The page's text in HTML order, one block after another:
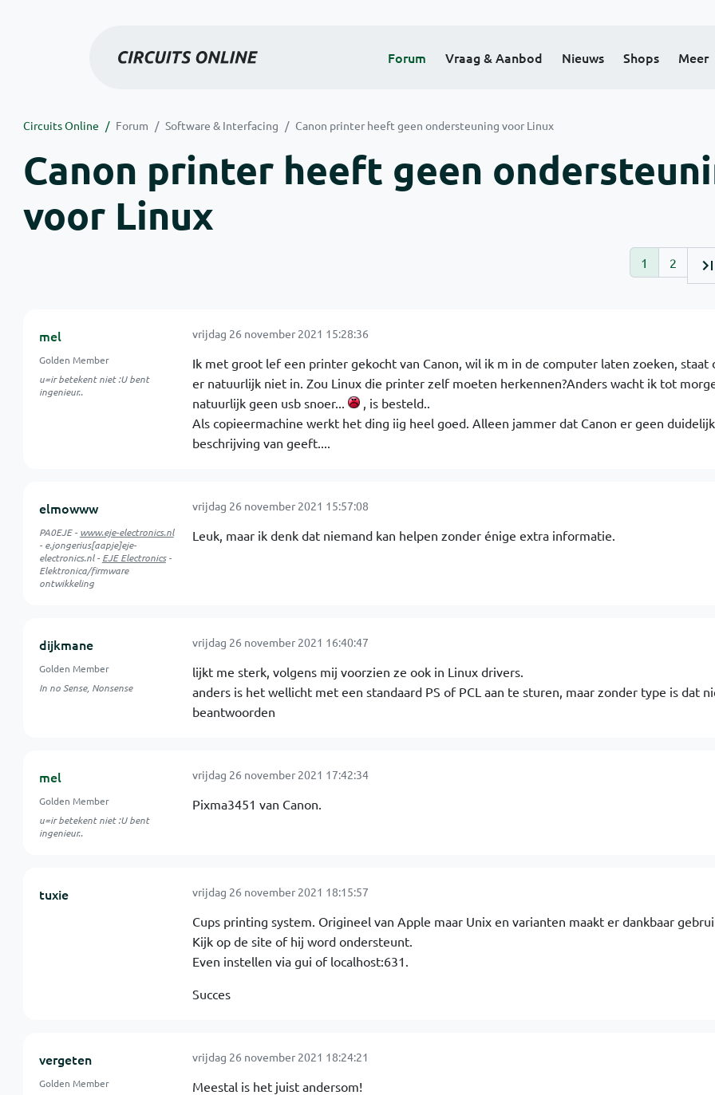
Forum Vraag & Aanbod Nieuws Shops Meer
Circuits Online Forum Software & Interfacing Canon printer heeft geen ondersteuning voor Linux
Canon printer heeft geen
voor Linux
1 2
mel
Golden Member
u=ir betekent niet :U bent
ingenieur..
vrijdag 26 november 2021 15:28:36
Ik met groot lef een printer gekocht van Canon, wil ik m in de computer laten zoeken, staat
er natuurlijk niet in. Zou Linux die printer zelf moeten herkennen?Anders wacht ik tot
natuurlijk geen usb snoer...
, is besteld..
Als copieermachine werkt het ding iig heel goed. Alleen jammer dat Canon er geen
beschrijving van geeft....
elmowww
PA0EJE - www.eje-electronics.nl
- e.jongerius[aapje]eje-
electronics.nl - EJE Electronics-
Elektronica/firmware
ontwikkeling
vrijdag 26 november 2021 15:57:08
Leuk, maar ik denk dat niemand kan helpen zonder énige extra informatie.
dijkmane
Golden Member
In no Sense, Nonsense
vrijdag 26 november 2021 16:40:47
lijkt me sterk, volgens mij voorzien ze ook in Linux drivers.
anders is het wellicht met een standaard PS of PCL aan te sturen, maar zonder type is dat
beantwoorden
mel
Golden Member
u=ir betekent niet :U bent
ingenieur..
vrijdag 26 november 2021 17:42:34
Pixma3451 van Canon.
tuxie vrijdag 26 november 2021 18:15:57
Cups printing system. Origineel van Apple maar Unix en varianten maakt er dankbaar
Kijk op de site of hij word ondersteunt.
Even instellen via gui of localhost:631.
Succes
vergeten
Golden Member
vrijdag 26 november 2021 18:24:21
Meestal is het juist andersom!